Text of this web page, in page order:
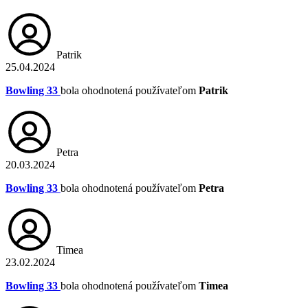
Patrik
25.04.2024
Bowling 33 bola ohodnotená používateľom Patrik
Petra
20.03.2024
Bowling 33 bola ohodnotená používateľom Petra
Timea
23.02.2024
Bowling 33 bola ohodnotená používateľom Timea